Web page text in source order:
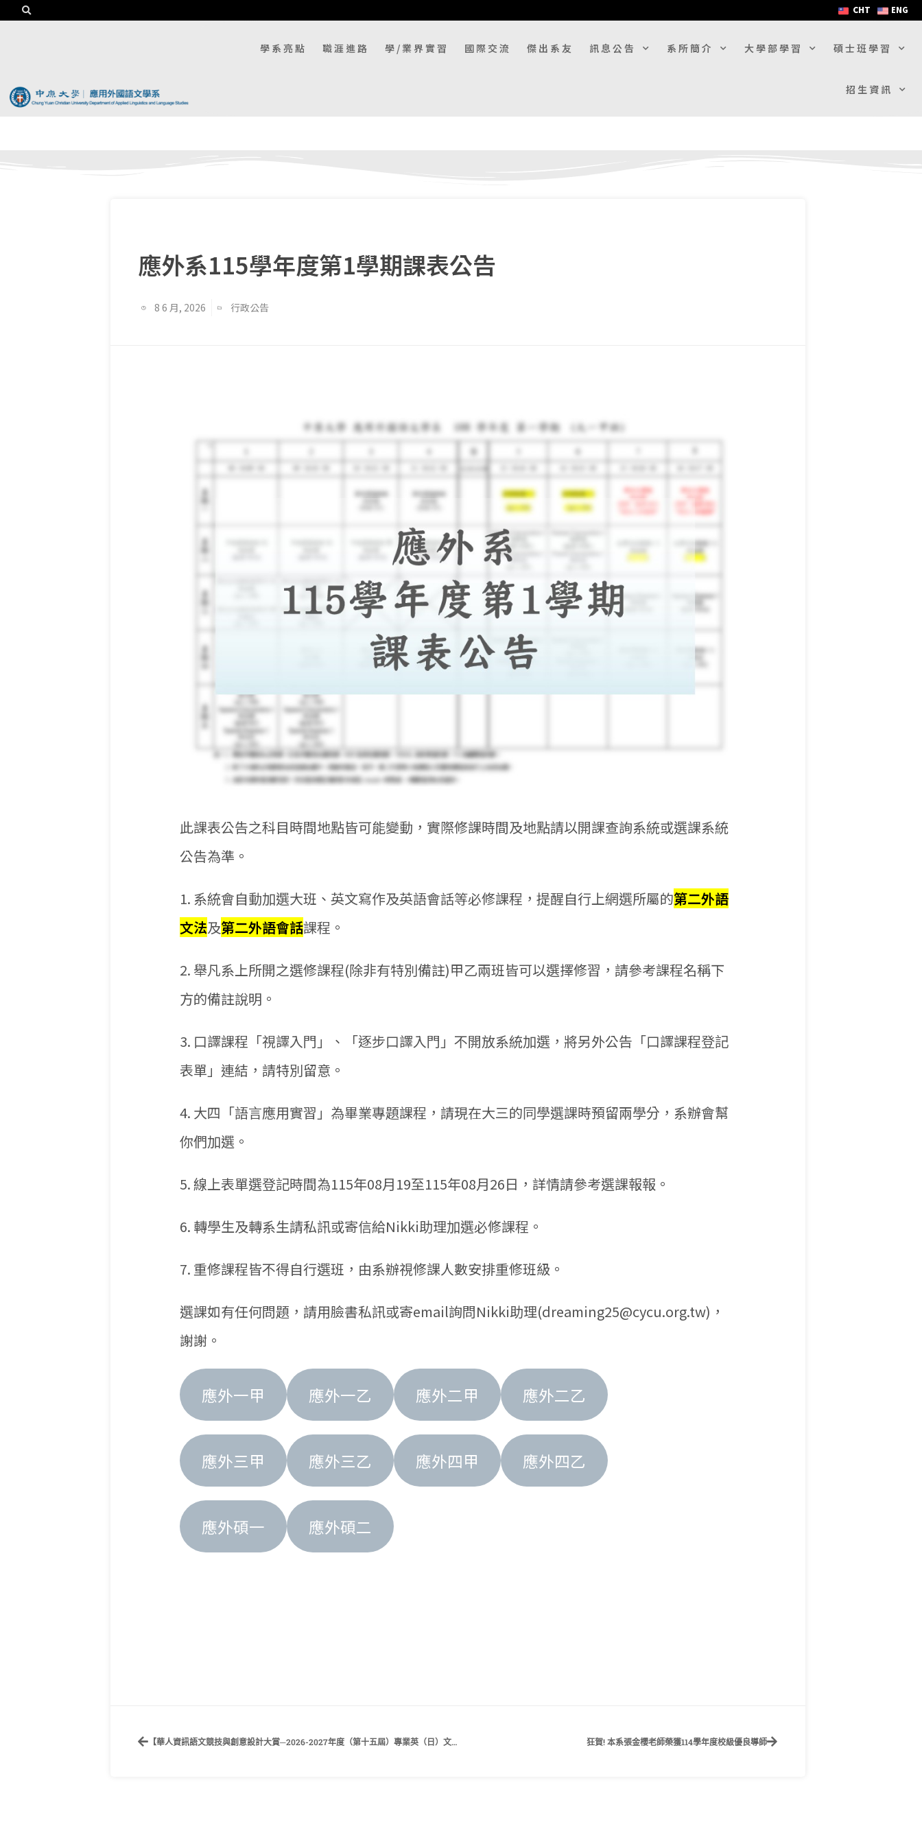
CHT ENG
學系亮點 職涯進路 學/業界實習 國際交流 傑出系友 訊息公告 系所簡介 大學部學習 碩士班學習
招生資訊
應外系115學年度第1學期課表公告
8 6 月, 2026 行政公告
此課表公告之科目時間地點皆可能變動，實際修課時間及地點請以開課查詢系統或選課系統
公告為準。
1. 系統會自動加選大班、英文寫作及英語會話等必修課程，提醒自行上網選所屬的第二外語
文法及第二外語會話課程。
2. 舉凡系上所開之選修課程(除非有特別備註)甲乙兩班皆可以選擇修習，請參考課程名稱下
方的備註說明。
3. 口譯課程「視譯入門」、「逐步口譯入門」不開放系統加選，將另外公告「口譯課程登記
表單」連結，請特別留意。
4. 大四「語言應用實習」為畢業專題課程，請現在大三的同學選課時預留兩學分，系辦會幫
你們加選。
5. 線上表單選登記時間為115年08月19至115年08月26日，詳情請參考選課報報。
6. 轉學生及轉系生請私訊或寄信給Nikki助理加選必修課程。
7. 重修課程皆不得自行選班，由系辦視修課人數安排重修班級。
選課如有任何問題，請用臉書私訊或寄email詢問Nikki助理(dreaming25@cycu.org.tw)，
謝謝。
應外一甲 應外一乙 應外二甲 應外二乙
應外三甲 應外三乙 應外四甲 應外四乙
應外碩一 應外碩二
【華人資訊語文競技與創意設計大賞─2026-2027年度（第十五屆）專業英（日）文(ESP)詞彙與聽寫說能力大賽】歡迎有興趣的同學踴躍報名參加！ 狂賀! 本系張金櫻老師榮獲114學年度校級優良導師